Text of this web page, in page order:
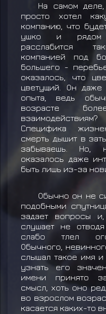
На самом
просто хотел
компанию, что
ушко и рядом
расслабится
компанией под
большего -
оказалось, что
цветущий. Он
опыта, ведь
возрасте
Специфика
смерть дышит в
забываешь. Но,
оказалось даже
быть лишь из-за
Обычно он не
подобными
задает вопросы
слушает не
слабо тлел
Обычного,
слышал такое имя и
узнать его
имени принято
смысл, хоть оно
во взрослом
касается каких-то